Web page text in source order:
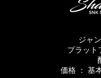
ジャ
プラッ
価格 ： 基